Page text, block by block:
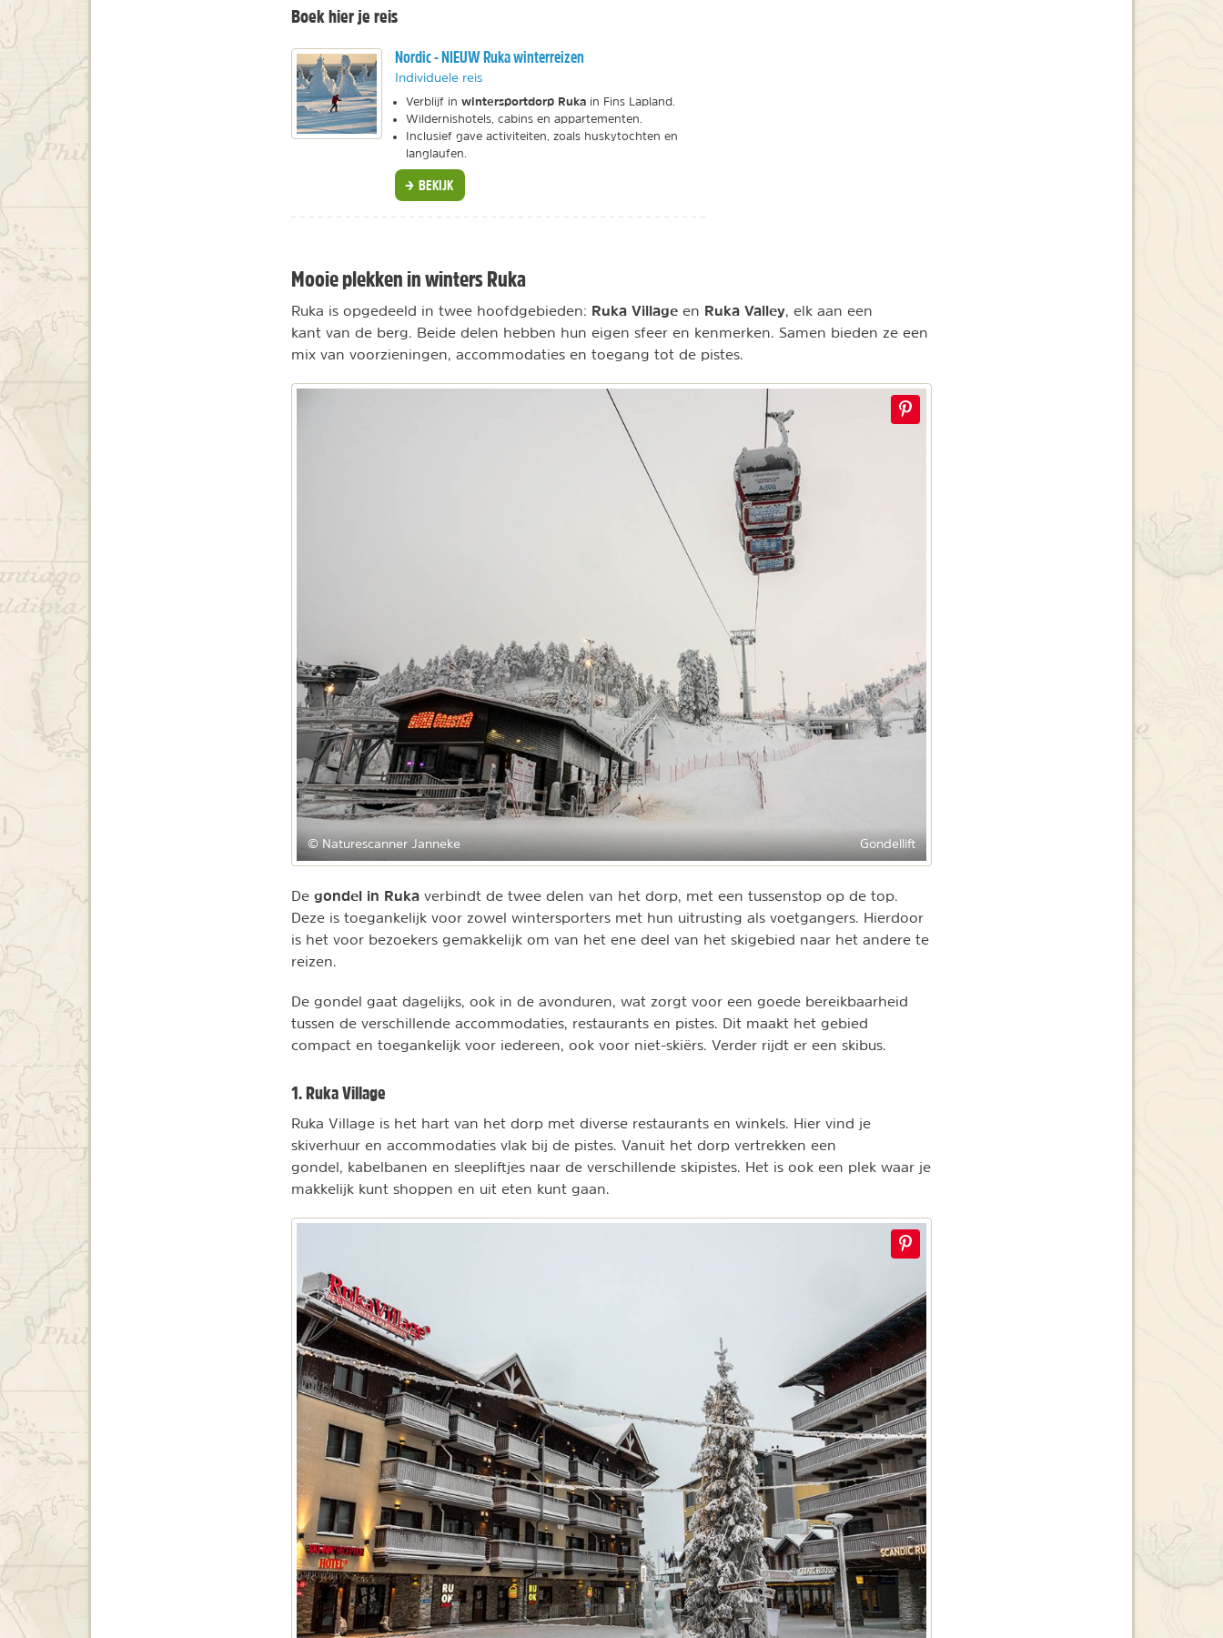
Boek hier je reis
Nordic - NIEUW Ruka winterreizen
Individuele reis
Verblijf in wintersportdorp Ruka in Fins Lapland.
Wildernishotels, cabins en appartementen.
Inclusief gave activiteiten, zoals huskytochten en
langlaufen.
BEKIJK
Mooie plekken in winters Ruka
Ruka is opgedeeld in twee hoofdgebieden: Ruka Village en Ruka Valley , elk aan een
kant van de berg. Beide delen hebben hun eigen sfeer en kenmerken. Samen bieden ze een
mix van voorzieningen, accommodaties en toegang tot de pistes.
© Naturescanner Janneke Gondellift
De gondel in Ruka verbindt de twee delen van het dorp, met een tussenstop op de top.
Deze is toegankelijk voor zowel wintersporters met hun uitrusting als voetgangers. Hierdoor
is het voor bezoekers gemakkelijk om van het ene deel van het skigebied naar het andere te
reizen.
De gondel gaat dagelijks, ook in de avonduren, wat zorgt voor een goede bereikbaarheid
tussen de verschillende accommodaties, restaurants en pistes. Dit maakt het gebied
compact en toegankelijk voor iedereen, ook voor niet-skiërs. Verder rijdt er een skibus.
1. Ruka Village
Ruka Village is het hart van het dorp met diverse restaurants en winkels. Hier vind je
skiverhuur en accommodaties vlak bij de pistes. Vanuit het dorp vertrekken een
gondel, kabelbanen en sleepliftjes naar de verschillende skipistes. Het is ook een plek waar je
makkelijk kunt shoppen en uit eten kunt gaan.